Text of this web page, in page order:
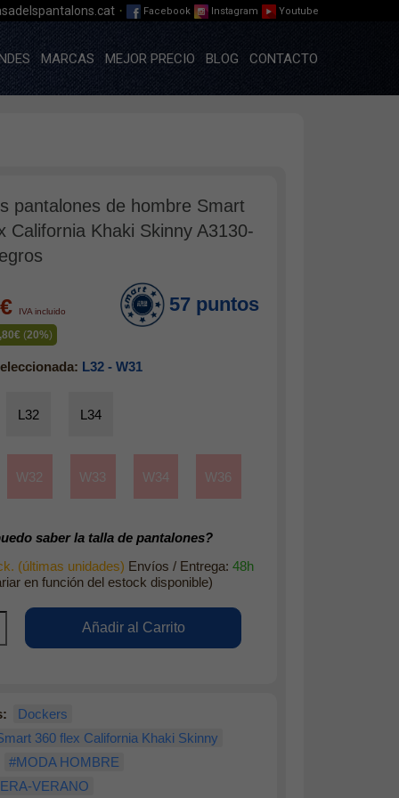
· Facebook Instagram Youtube
MARCAS MEJOR PRECIO BLOG CONTACTO
pantalones de hombre Smart
California Khaki Skinny A3130-
IVA incluido
(20%)
57 puntos
L32 - W31
L32 L34
W32 W33 W34 W36
saber la talla de pantalones?
(últimas unidades) Envíos / Entrega:48h
en función del estock disponible)
Dockers
360 flex California Khaki Skinny
#MODA HOMBRE
VERANO